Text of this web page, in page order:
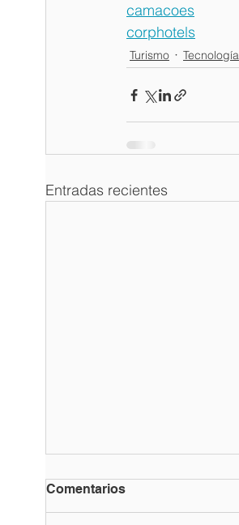
camacoes
corphotels
Turismo Tecnología
Entradas recientes
Comentarios